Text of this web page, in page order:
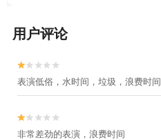
用户评论


表演低俗，水时间，垃圾，浪费时间


非常差劲的表演，浪费时间